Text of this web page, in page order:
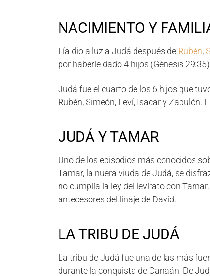
NACIMIENTO Y
Lía dio a luz a Judá después de Rubén,
por haberle dado 4 hijos (Génesis
Judá fue el cuarto de los 6 hijos que
Rubén, Simeón, Leví, Isacar y Zabulón.
JUDÁ Y TAMAR
Uno de los episodios más conocidos
Tamar, la nuera viuda de Judá, se
no cumplía la ley del levirato con
antecesores del linaje de David.
LA TRIBU DE JUDÁ
La tribu de Judá fue una de las más
durante la conquista de Canaán. De